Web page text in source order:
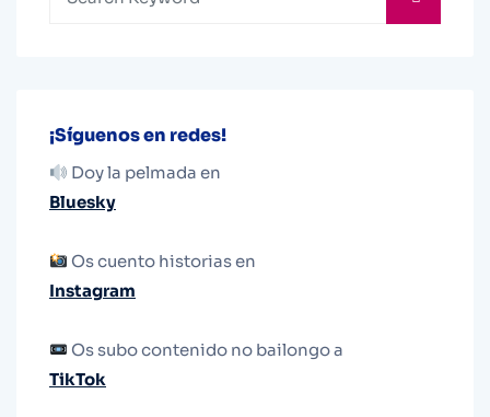
¡Síguenos en redes!
Doy la pelmada en
Bluesky
Os cuento historias en
Instagram
Os subo contenido no bailongo a
TikTok